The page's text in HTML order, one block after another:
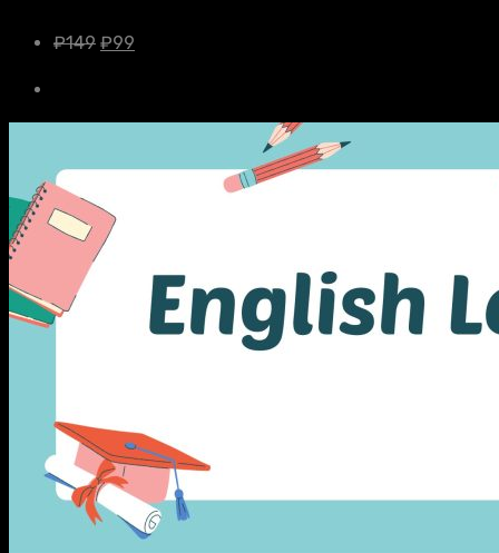
₽149 ₽99